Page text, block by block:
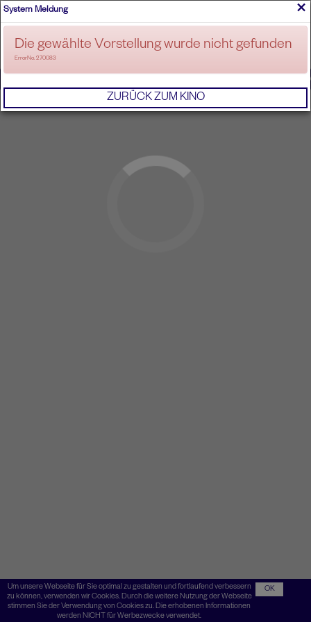
ANMELDEN
Um unsere Webseite für Sie optimal zu gestalten und fortlaufend verbessern
zu können, verwenden wir Cookies. Durch die weitere Nutzung der Webseite
stimmen Sie der Verwendung von Cookies zu. Die erhobenen Informationen
werden NICHT für Werbezwecke verwendet.
OK
×
System Meldung
Die gewählte Vorstellung wurde nicht gefunden
ErrorNo. 270083
ZURÜCK ZUM KINO